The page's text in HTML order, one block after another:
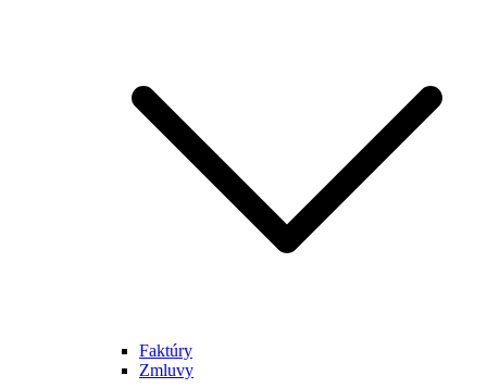
Faktúry
Zmluvy